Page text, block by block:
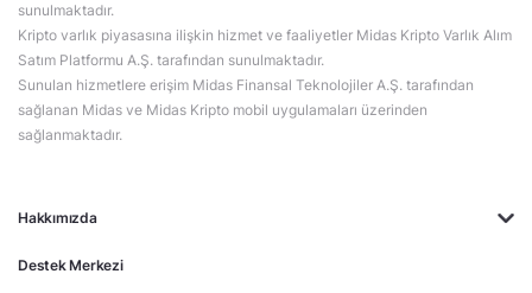
Hakkımızda
Destek Merkezi
sunulmaktadır.
Kripto varlık piyasasına ilişkin hizmet ve faaliyetler Midas Kripto Varlık Alım
Satım Platformu A.Ş. tarafından sunulmaktadır.
Sunulan hizmetlere erişim Midas Finansal Teknolojiler A.Ş. tarafından
sağlanan Midas ve Midas Kripto mobil uygulamaları üzerinden
sağlanmaktadır.